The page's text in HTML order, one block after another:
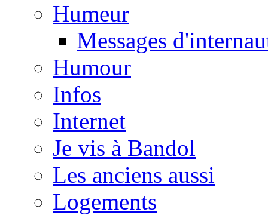
Humeur
Messages
Humour
Infos
Internet
Je vis à Bandol
Les anciens aussi
Logements